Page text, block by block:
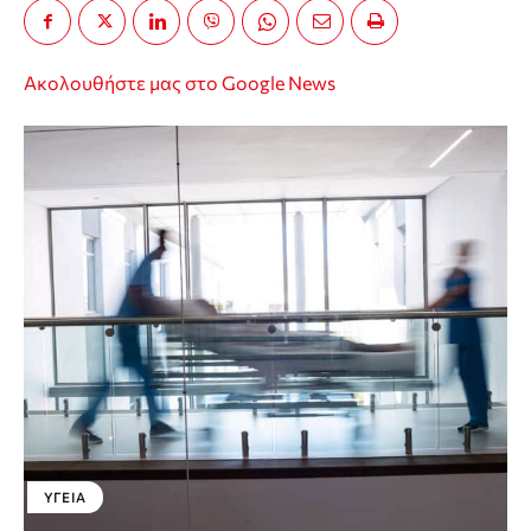
Ακολουθήστε μας στο Google News
ΥΓΕΊΑ